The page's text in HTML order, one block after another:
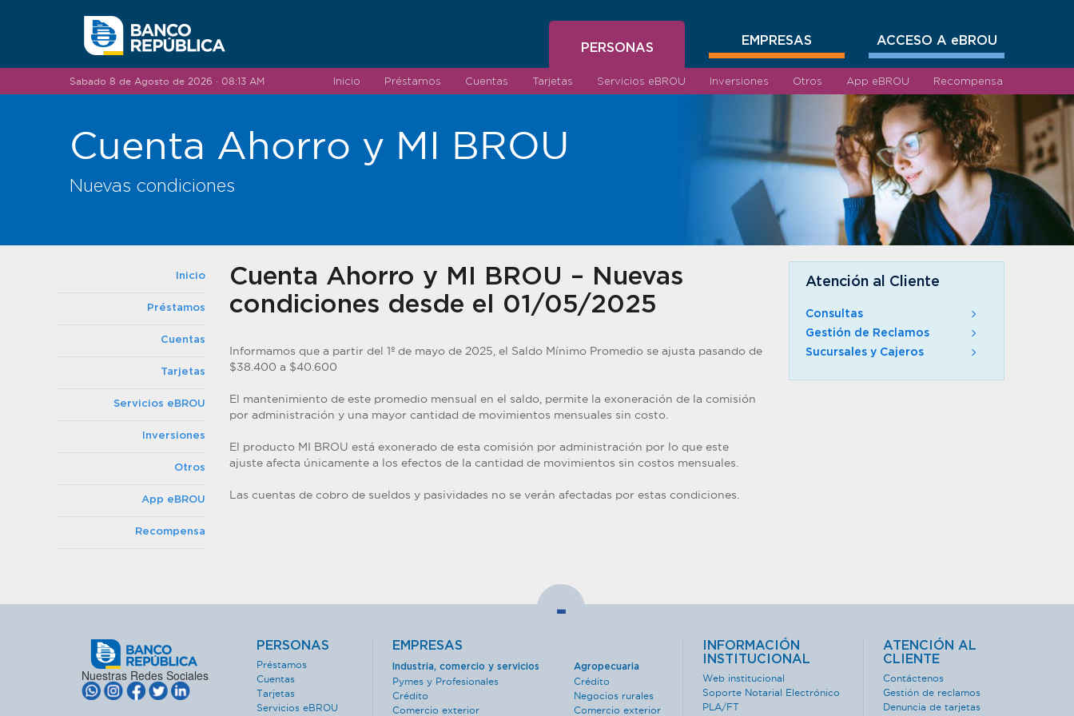
PERSONAS
EMPRESAS ACCESO A eBROU
Sabado 8 de Agosto de 2026 · 08:13 AM Inicio Préstamos Cuentas Tarjetas Servicios eBROU Inversiones Otros App eBROU Recompensa
Cuenta Ahorro y MI BROU
Nuevas condiciones
Inicio
Préstamos
Cuentas
Tarjetas
Servicios eBROU
Inversiones
Otros
App eBROU
Recompensa
Cuenta Ahorro y MI BROU – Nuevas
condiciones desde el 01/05/2025
Informamos que a partir del 1º de mayo de 2025, el Saldo Mínimo Promedio se ajusta pasando de
$38.400 a $40.600
El mantenimiento de este promedio mensual en el saldo, permite la exoneración de la comisión
por administración y una mayor cantidad de movimientos mensuales sin costo.
El producto MI BROU está exonerado de esta comisión por administración por lo que este
ajuste afecta únicamente a los efectos de la cantidad de movimientos sin costos mensuales.
Las cuentas de cobro de sueldos y pasividades no se verán afectadas por estas condiciones.
Atención al Cliente
Consultas
Gestión de Reclamos
Sucursales y Cajeros
-
Nuestras Redes Sociales
PERSONAS
Préstamos
Cuentas
Tarjetas
Servicios eBROU
EMPRESAS
Industria, comercio y servicios
Pymes y Profesionales
Crédito
Comercio exterior
Agropecuaria
Crédito
Negocios rurales
Comercio exterior
INFORMACIÓN
INSTITUCIONAL
Web institucional
Soporte Notarial Electrónico
PLA/FT
ATENCIÓN AL
CLIENTE
Contáctenos
Gestión de reclamos
Denuncia de tarjetas